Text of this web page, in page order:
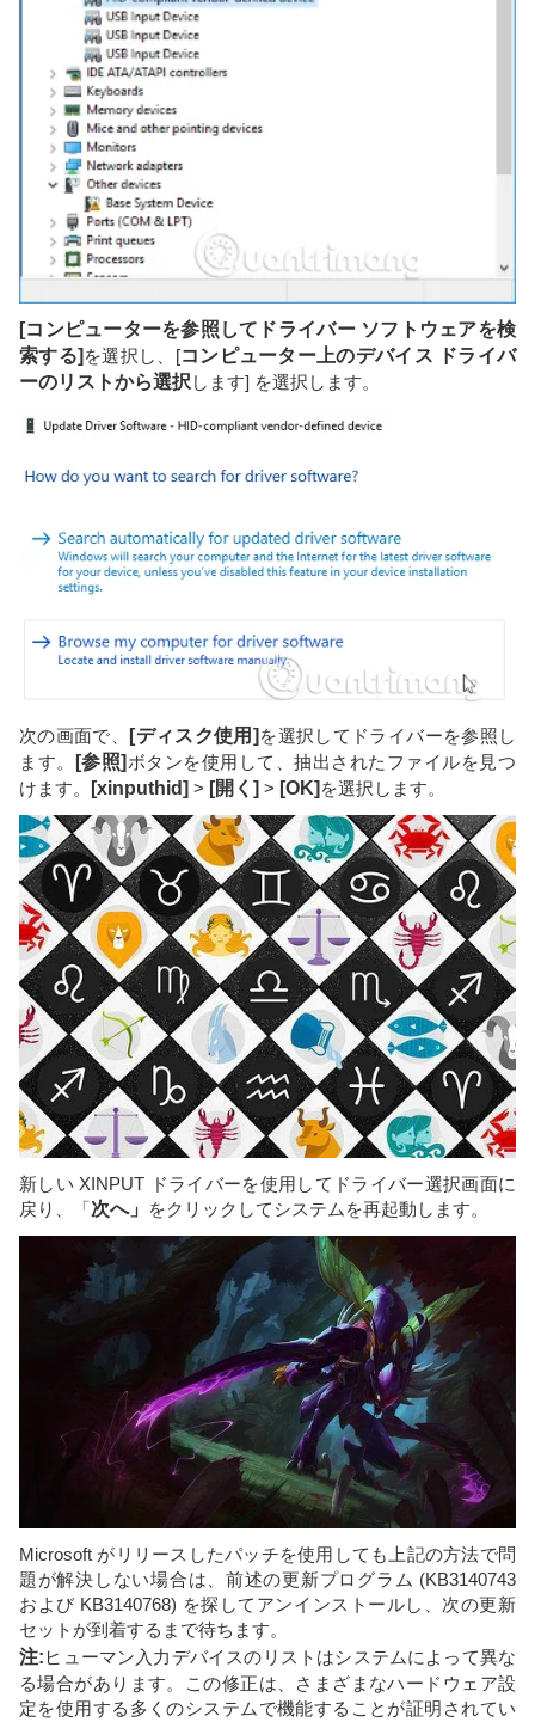
[コンピューターを参照してドライバー ソフトウェアを検
索する] を選択し、[コンピューター上のデバイス ドライバ
ーのリストから選択 します] を選択します。
次の画面で、 [ディスク使用] を選択してドライバーを参照し
ます。
[参照]ボタンを使用して、抽出されたファイルを見つ
けます。
[xinputhid] > [開く] > [OK] を選択します。
新しい XINPUT ドライバーを使用してドライバー選択画面に
戻り、「次へ」 をクリックしてシステムを再起動します。
Microsoft がリリースしたパッチを使用しても上記の方法で問
題が解決しない場合は、前述の更新プログラム (KB3140743
および KB3140768) を探してアンインストールし、次の更新
セットが到着するまで待ちます。
注: ヒューマン入力デバイスのリストはシステムによって異な
る場合があります。この修正は、さまざまなハードウェア設
定を使用する多くのシステムで機能することが証明されてい